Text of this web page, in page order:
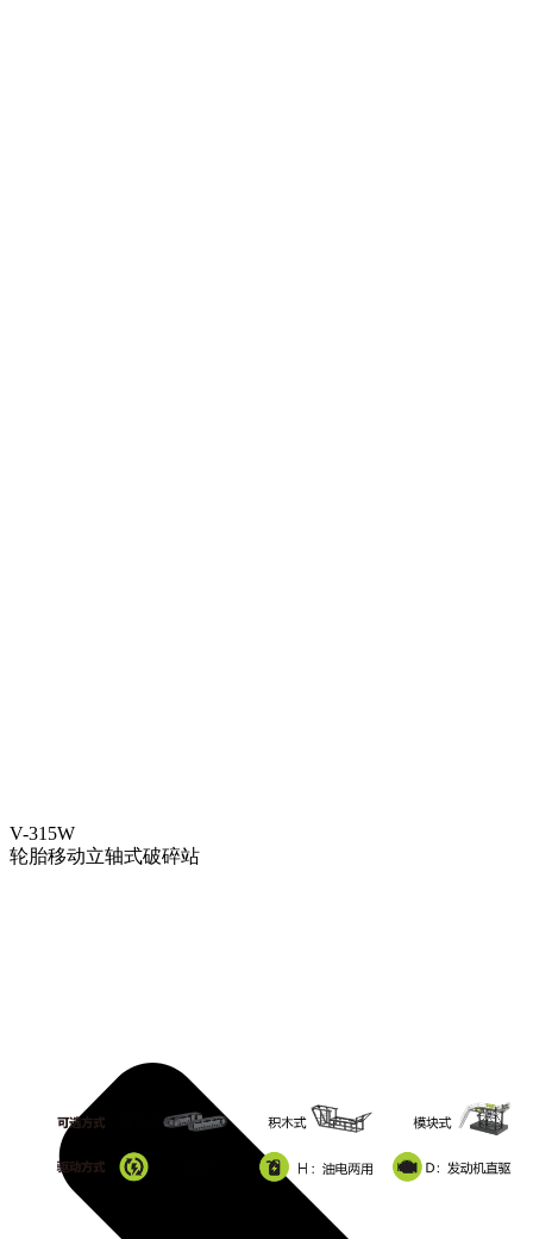
V-315W
轮胎移动立轴式破碎站